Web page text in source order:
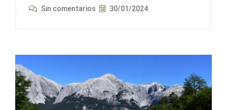
Sin comentarios 30/01/2024